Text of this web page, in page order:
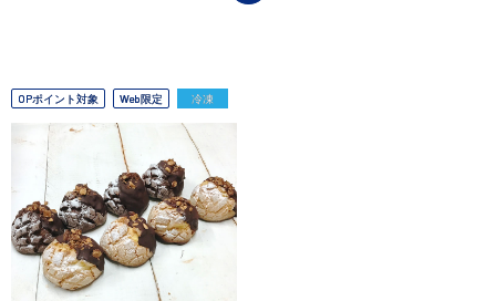
OPポイント対象 Web限定 冷凍